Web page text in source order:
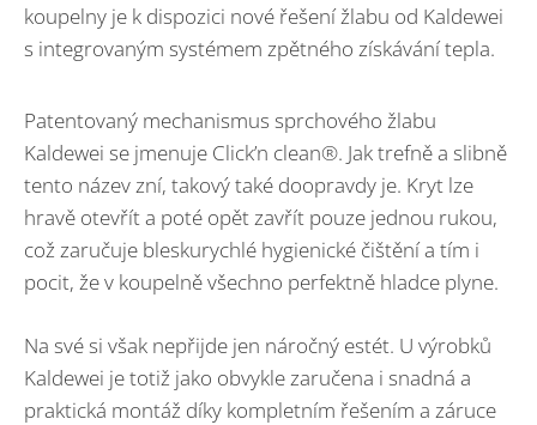
koupelny je k dispozici nové řešení žlabu od Kaldewei
s integrovaným systémem zpětného získávání tepla.
Patentovaný mechanismus sprchového žlabu
Kaldewei se jmenuje Click’n clean®. Jak trefně a slibně
tento název zní, takový také doopravdy je. Kryt lze
hravě otevřít a poté opět zavřít pouze jednou rukou,
což zaručuje bleskurychlé hygienické čištění a tím i
pocit, že v koupelně všechno perfektně hladce plyne.
Na své si však nepřijde jen náročný estét. U výrobků
Kaldewei je totiž jako obvykle zaručena i snadná a
praktická montáž díky kompletním řešením a záruce